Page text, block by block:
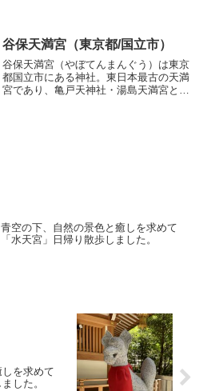
明治天皇の勅令によっ...
谷保天満宮（東京都/国立市）
谷保天満宮（やぼてんまんぐう）は東京
都国立市にある神社。東日本最古の天満
宮であり、亀戸天神社・湯島天満宮と合
青空の下、自然の景色と癒しを求めて
「水天宮」日帰り散歩しました。
を求めて
した。